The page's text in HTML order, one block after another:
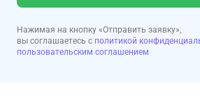
Нажимая на кнопку «Отправить заявку»,
вы соглашаетесь с политикой
пользовательским соглашением